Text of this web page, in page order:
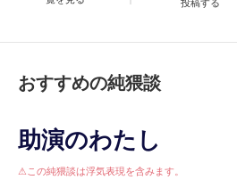
投稿する
おすすめの純猥談
助演のわたし
⚠この純猥談は浮気表現を含みます。